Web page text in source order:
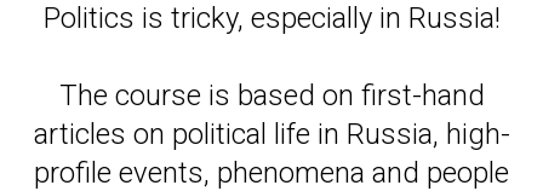
Politics is tricky, especially in Russia!
The course is based on first-hand
articles on political life in Russia, high-
profile events, phenomena and people